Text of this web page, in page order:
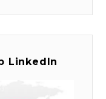
LinkedIn